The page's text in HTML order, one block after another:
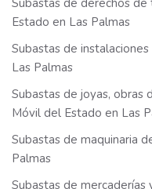
Subastas de derechos
Estado en Las Palmas
Subastas de
Las Palmas
Subastas de joyas, obras
Móvil del Estado en Las
Subastas de maquinaria
Palmas
Subastas de